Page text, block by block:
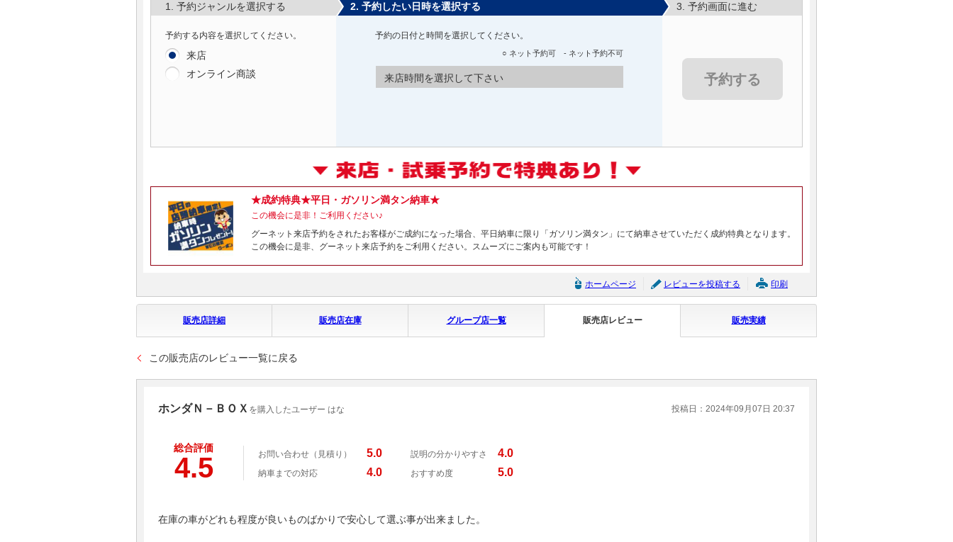
1. 予約ジャンルを選択する
予約する内容を選択してください。
来店
オンライン商談
2. 予約したい日時を選択する
予約の日付と時間を選択してください。
○ ネット予約可 - ネット予約不可
来店時間を選択して下さい
3. 予約画面に進む
予約する
★成約特典★平日・ガソリン満タン納車★
この機会に是非！ご利用ください♪
グーネット来店予約をされたお客様がご成約になった場合、平日納車に限り「ガソリン満タン」にて納車させていただく成約特典となります。
この機会に是非、グーネット来店予約をご利用ください。スムーズにご案内も可能です！
ホームページ レビューを投稿する 印刷
販売店詳細 販売店在庫 グループ店一覧 販売店レビュー 販売実績
この販売店のレビュー一覧に戻る
ホンダＮ－ＢＯＸ を購入したユーザー はな 投稿日：2024年09月07日 20:37
総合評価
4.5 お問い合わせ（見積り） 5.0 説明の分かりやすさ 4.0
納車までの対応 4.0 おすすめ度 5.0
在庫の車がどれも程度が良いものばかりで安心して選ぶ事が出来ました。